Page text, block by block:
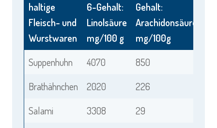
haltige
Fleisch- und
Wurstwaren
6-Gehalt:
Linolsäure
mg/100 g
Gehalt:
Arachidonsäure
mg/100g
Suppenhuhn
4070
850
Brathähnchen
2020
226
Salami
3308
29